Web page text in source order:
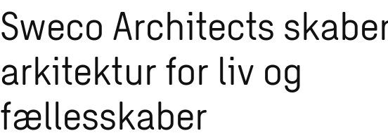
Sweco Architects
arkitektur for liv og
fællesskaber